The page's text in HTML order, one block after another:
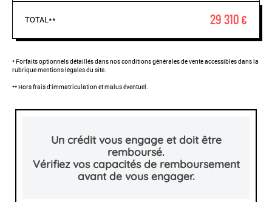
TOTAL** 29 310 €
* Forfaits optionnels détaillés dans nos conditions générales de vente accessibles dans la
rubrique mentions légales du site.
** Hors frais d'immatriculation et malus éventuel.